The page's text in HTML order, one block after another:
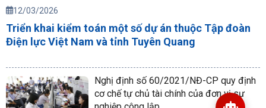
12/03/2026
Triển khai kiểm toán một số dự án thuộc Tập đoàn
Điện lực Việt Nam và tỉnh Tuyên Quang
Nghị định số 60/2021/NĐ-CP quy định
cơ chế tự chủ tài chính của đơn vị sự